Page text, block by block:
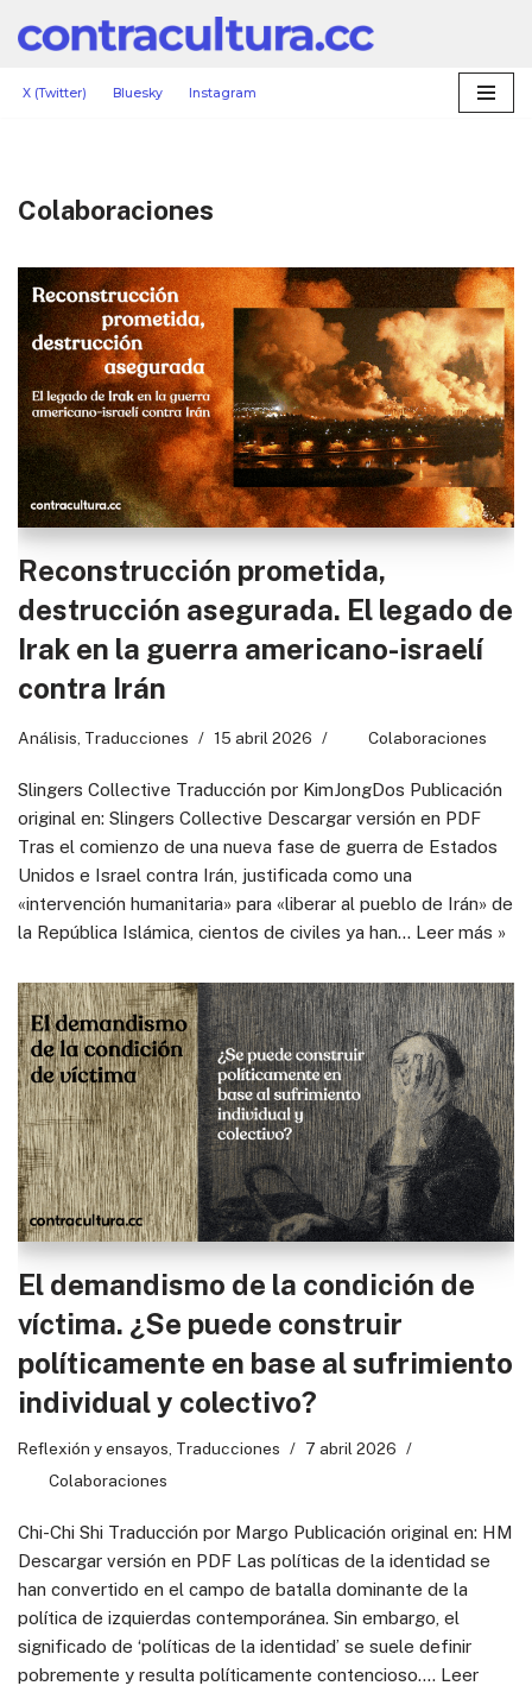
al
X (Twitter) Bluesky Instagram
Colaboraciones
Reconstrucción prometida,
destrucción asegurada. El legado de
Irak en la guerra americano-israelí
contra Irán
Análisis Traducciones 15 abril 2026 Colaboraciones
Slingers Collective Traducción por KimJongDos Publicación
original en: Slingers Collective Descargar versión en PDF
Tras el comienzo de una nueva fase de guerra de Estados
Unidos e Israel contra Irán, justificada como una
«intervención humanitaria» para «liberar al pueblo de Irán» de
la República Islámica, cientos de civiles ya han… Leer más »
El demandismo de la condición de
víctima. ¿Se puede construir
políticamente en base al sufrimiento
individual y colectivo?
Reflexión y ensayos, Traducciones
7 abril 2026
Colaboraciones
Chi-Chi Shi Traducción por Margo Publicación original en: HM
Descargar versión en PDF Las políticas de la identidad se
han convertido en el campo de batalla dominante de la
política de izquierdas contemporánea. Sin embargo, el
significado de ‘políticas de la identidad’ se suele definir
pobremente y resulta políticamente contencioso.… Leer